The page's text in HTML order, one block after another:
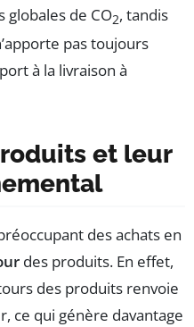
globales de CO2, tandis
pas toujours
à la livraison à
et leur
des achats en
des produits. En effet,
des produits renvoie
ce qui génère davantage